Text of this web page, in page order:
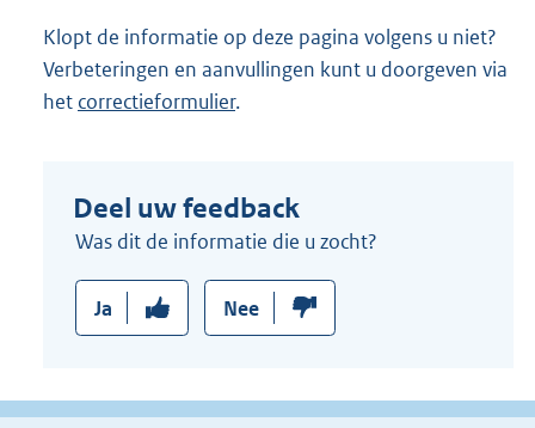
Klopt de informatie op deze pagina volgens u niet?
Verbeteringen en aanvullingen kunt u doorgeven via
het correctieformulier.
Deel uw feedback
Was dit de informatie die u zocht?
Ja Nee